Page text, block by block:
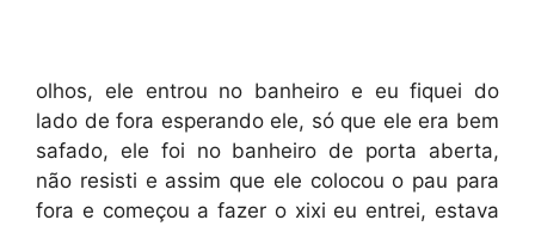
olhos, ele entrou no banheiro e eu fiquei do
lado de fora esperando ele, só que ele era bem
safado, ele foi no banheiro de porta aberta,
não resisti e assim que ele colocou o pau para
fora e começou a fazer o xixi eu entrei, estava